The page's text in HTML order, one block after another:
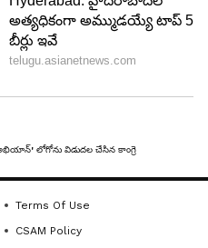
Terms Of Use
CSAM Policy